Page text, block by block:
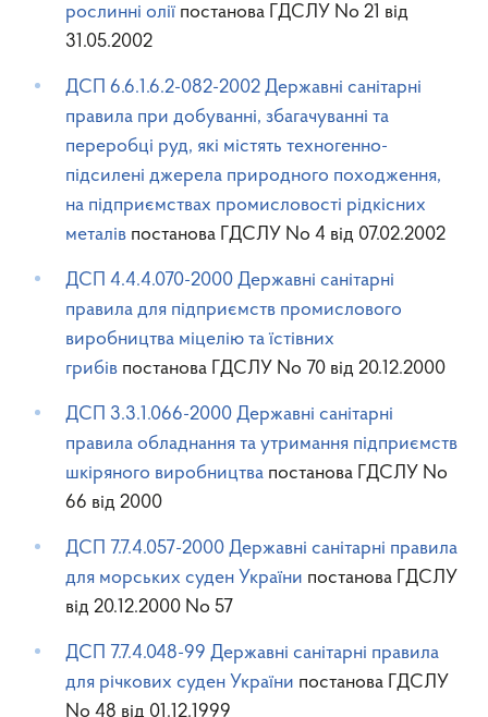
рослинні олії постанова ГДСЛУ No 21 від
31.05.2002
ДСП 6.6.1.6.2-082-2002 Державні санітарні
правила при добуванні, збагачуванні та
переробці руд, які містять техногенно-
підсилені джерела природного походження,
на підприємствах промисловості рідкісних
металів постанова ГДСЛУ No 4 від 07.02.2002
ДСП 4.4.4.070-2000 Державні санітарні
правила для підприємств промислового
виробництва міцелію та їстівних
грибів постанова ГДСЛУ No 70 від 20.12.2000
ДСП 3.3.1.066-2000 Державні санітарні
правила обладнання та утримання підприємств
шкіряного виробництва постанова ГДСЛУ No
66 від 2000
ДСП 7.7.4.057-2000 Державні санітарні правила
для морських суден України постанова ГДСЛУ
від 20.12.2000 No 57
ДСП 7.7.4.048-99 Державні санітарні правила
для річкових суден України постанова ГДСЛУ
No 48 від 01.12.1999